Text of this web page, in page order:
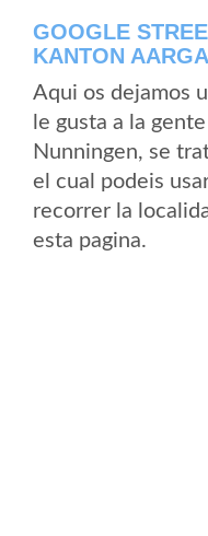
GOOGLE
KANTON
Aqui os dejamos
le gusta a la
Nunningen, se
el cual podeis
recorrer la
esta pagina.